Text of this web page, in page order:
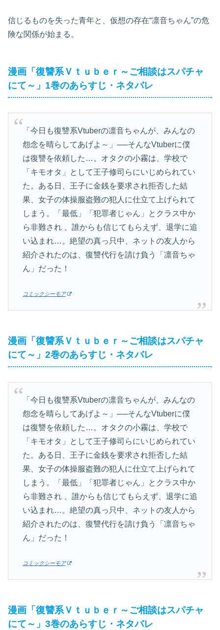
信じるものを失った青年と、仮想の存在“凛音ちゃん”の危
険な関係が始まる。
漫画「復讐系Ｖｔｕｂｅｒ～ご相談はスパチャ
にて～」1巻のあらすじ・ネタバレ
「今日も復讐系Vtuberの凛音ちゃんが、みんなの
怨念を晴らしてあげよ～」──そんなVtuberに僕
は復讐を依頼した…。オタクの小霧は、学校で
「キモオタ」として王子修司らにいじめられてい
た。ある日、王子に金銭を要求され拒否した結
果、女子の体操服盗難の犯人に仕立て上げられて
しまう。「最低」「犯罪者じゃん」とクラス中か
ら非難され 、誰からも信じてもらえず、退学に追
い込まれ…。絶望の真っ只中、ネットの友人から
紹介されたのは、復讐代行を請け負う「凛音ちゃ
ん」だった！
コミックシーモア
漫画「復讐系Ｖｔｕｂｅｒ～ご相談はスパチャ
にて～」2巻のあらすじ・ネタバレ
「今日も復讐系Vtuberの凛音ちゃんが、みんなの
怨念を晴らしてあげよ～」──そんなVtuberに僕
は復讐を依頼した…。オタクの小霧は、学校で
「キモオタ」として王子修司らにいじめられてい
た。ある日、王子に金銭を要求され拒否した結
果、女子の体操服盗難の犯人に仕立て上げられて
しまう。「最低」「犯罪者じゃん」とクラス中か
ら非難され 、誰からも信じてもらえず、退学に追
い込まれ…。絶望の真っ只中、ネットの友人から
紹介されたのは、復讐代行を請け負う「凛音ちゃ
ん」だった！
コミックシーモア
漫画「復讐系Ｖｔｕｂｅｒ～ご相談はスパチャ
にて～」3巻のあらすじ・ネタバレ